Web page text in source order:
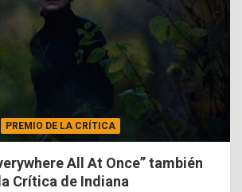
PREMIO DE LA CRÍTICA
All At Once” también
Crítica de Indiana